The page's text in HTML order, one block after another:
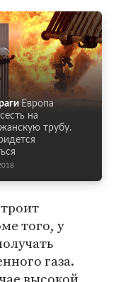
Европа
на
трубу.
того, у
газа.